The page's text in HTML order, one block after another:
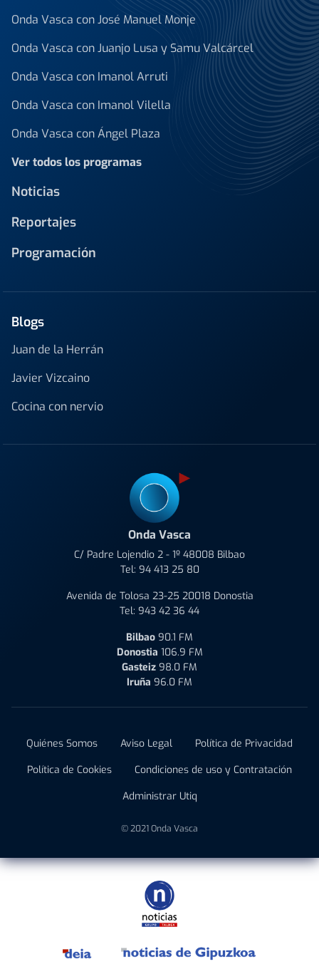
Onda Vasca con José Manuel Monje
Onda Vasca con Juanjo Lusa y Samu Valcárcel
Onda Vasca con Imanol Arruti
Onda Vasca con Imanol Vilella
Onda Vasca con Ángel Plaza
Ver todos los programas
Noticias
Reportajes
Programación
Blogs
Juan de la Herrán
Javier Vizcaino
Cocina con nervio
Onda Vasca
C/ Padre Lojendio 2 - 1º 48008 Bilbao
Tel: 94 413 25 80
Avenida de Tolosa 23-25 20018 Donostia
Tel: 943 42 36 44
Bilbao 90.1 FM
Donostia 106.9 FM
Gasteiz 98.0 FM
Iruña 96.0 FM
Quiénes Somos Aviso Legal
Política de Privacidad
Política de Cookies
Condiciones de uso y Contratación
Administrar Utiq
© 2021 Onda Vasca